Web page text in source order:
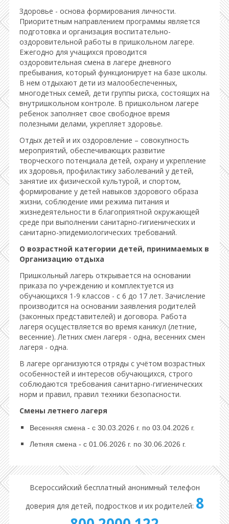
Здоровье - основа формирования личности.
Приоритетным направлением программы является
подготовка и организация воспитательно-
оздоровительной работы в пришкольном лагере.
Ежегодно для учащихся проводится
оздоровительная смена в лагере дневного
пребывания, который функционирует на базе школы.
В нем отдыхают дети из малообеспеченных,
многодетных семей, дети группы риска, состоящих на
внутришкольном контроле. В пришкольном лагере
ребенок заполняет свое свободное время
полезными делами, укрепляет здоровье.
Отдых детей и их оздоровление – совокупность
мероприятий, обеспечивающих развитие
творческого потенциала детей, охрану и укрепление
их здоровья, профилактику заболеваний у детей,
занятие их физической культурой, и спортом,
формирование у детей навыков здорового образа
жизни, соблюдение ими режима питания и
жизнедеятельности в благоприятной окружающей
среде при выполнении санитарно-гигиенических и
санитарно-эпидемиологических требований.
О возрастной категории детей, принимаемых в
Организацию отдыха
Пришкольный лагерь открывается на основании
приказа по учреждению и комплектуется из
обучающихся 1-9 классов - с 6 до 17 лет. Зачисление
производится на основании заявления родителей
(законных представителей) и договора. Работа
лагеря осуществляется во время каникул (летние,
весенние). Летних смен лагеря - одна, весенних смен
лагеря - одна.
В лагере организуются отряды с учётом возрастных
особенностей и интересов обучающихся, строго
соблюдаются требования санитарно-гигиенических
норм и правил, правил техники безопасности.
Смены летнего лагеря
Весенняя смена - с 30.03.2026 г. по 03.04.2026 г.
Летняя смена - с 01.06.2026 г. по 30.06.2026 г.
Всероссийский бесплатный анонимный телефон
доверия для детей, подростков и их родителей: 8